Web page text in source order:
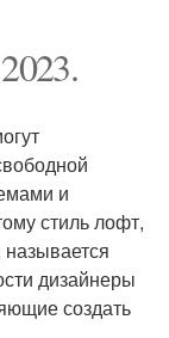
и
стиль лофт,
дизайнеры
создать